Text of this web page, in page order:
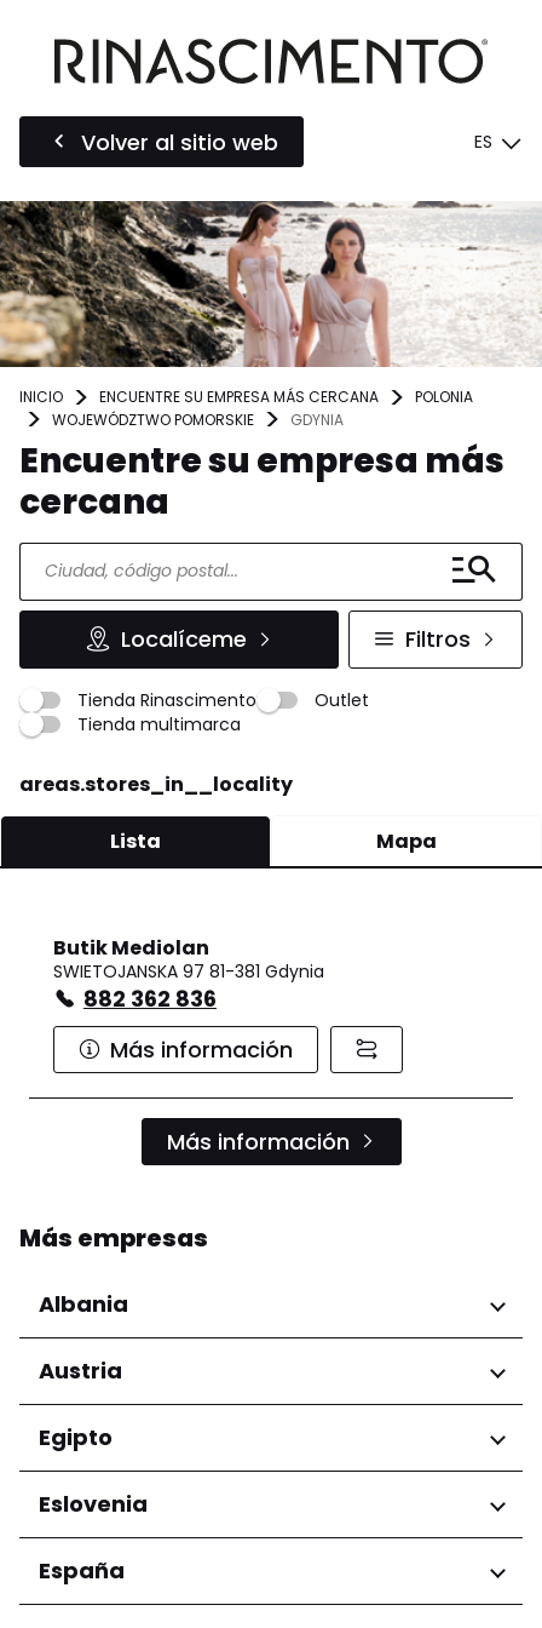
Volver al sitio web ES
INICIO ENCUENTRE SU EMPRESA MÁS CERCANA
POLONIA
WOJEWÓDZTWO POMORSKIE
GDYNIA
Encuentre su empresa más
cercana
Localíceme Filtros
Tienda Rinascimento
Outlet
Tienda multimarca
areas.stores_in__locality
Lista Mapa
Butik Mediolan
SWIETOJANSKA 97 81-381 Gdynia
882 362 836
Más información
Más información
Más empresas
Albania
Regiones
Condado de Tirana
Austria
Regiones
Niederösterreich
Salzburg
Wien
Egipto
Regiones
Gobernación de El Cairo
Eslovenia
Regiones
Ljubljana
España